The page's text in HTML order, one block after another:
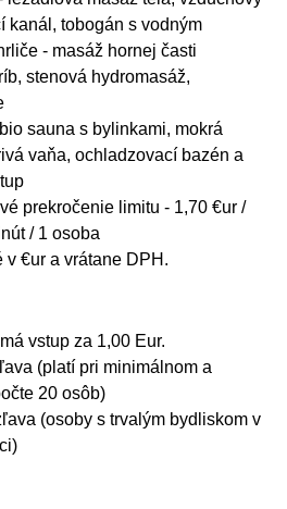
kanál, tobogán s vodným
- masáž hornej časti
stenová hydromasáž,
sauna s bylinkami, mokrá
vaňa, ochladzovací bazén a
prekročenie limitu - 1,70 €ur /
/ 1 osoba
v €ur a vrátane DPH.
vstup za 1,00 Eur.
(platí pri minimálnom a
20 osôb)
(osoby s trvalým bydliskom v